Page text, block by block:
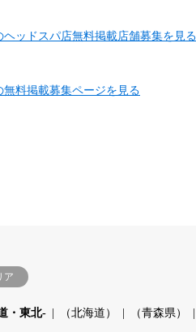
ヘッドスパ店無料掲載店舗募集を見る
無料掲載募集ページを見る
ア
・東北- （北海道） （青森県）